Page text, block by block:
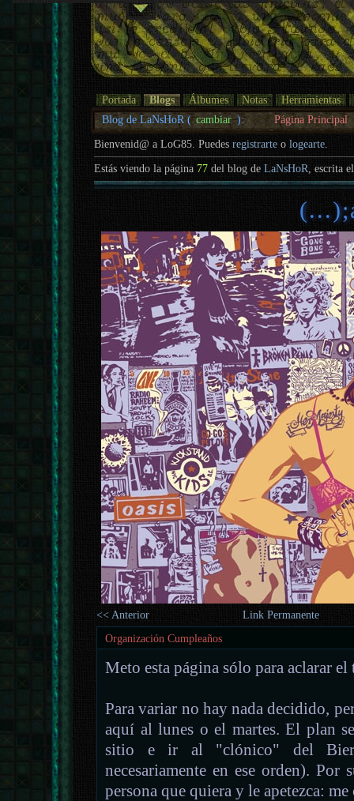
Portada Blogs Álbumes Notas
Herramientas
Blog de LaNsHoR ( cambiar ): Página Principal
Bienvenid@ a LoG85. Puedesregistrarte ologearte.
Estás viendo la página 77 del blog deLaNsHoR , escrita
<< Anterior
Link Permanente
Organización Cumpleaños
Meto esta página sólo para aclarar
Para variar no hay nada decidido,
aquí al lunes o el martes. El plan
sitio e ir al "clónico" del
necesariamente en ese orden). Por
persona que quiera y le apetezca: